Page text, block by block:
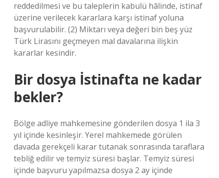
reddedilmesi ve bu taleplerin kabulü hâlinde, istinaf
üzerine verilecek kararlara karşı istinaf yoluna
başvurulabilir. (2) Miktarı veya değeri bin beş yüz
Türk Lirasını geçmeyen mal davalarına ilişkin
kararlar kesindir.
Bir dosya İstinafta ne kadar
bekler?
Bölge adliye mahkemesine gönderilen dosya 1 ila 3
yıl içinde kesinleşir. Yerel mahkemede görülen
davada gerekçeli karar tutanak sonrasında taraflara
tebliğ edilir ve temyiz süresi başlar. Temyiz süresi
içinde başvuru yapılmazsa dosya 2 ay içinde